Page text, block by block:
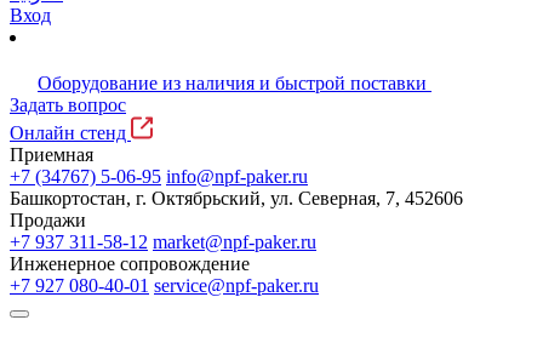
Вход
Оборудование из наличия и быстрой поставки
Задать вопрос
Онлайн стенд
Приемная
+7 (34767) 5-06-95 info@npf-paker.ru
Башкортостан, г. Октябрьский, ул. Северная, 7, 452606
Продажи
+7 937 311-58-12 market@npf-paker.ru
Инженерное сопровождение
+7 927 080-40-01 service@npf-paker.ru